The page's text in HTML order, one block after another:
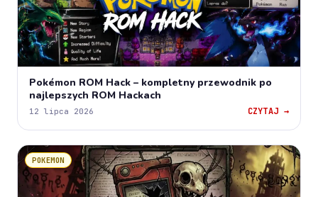
Pokémon ROM Hack – kompletny przewodnik po
najlepszych ROM Hackach
12 lipca 2026 CZYTAJ →
POKEMON